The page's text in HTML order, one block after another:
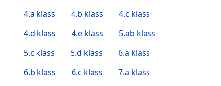
4.a klass
4.b klass
4.c klass
4.d klass
4.e klass
5.ab klass
5.c klass
5.d klass
6.a klass
6.b klass
6.c klass
7.a klass